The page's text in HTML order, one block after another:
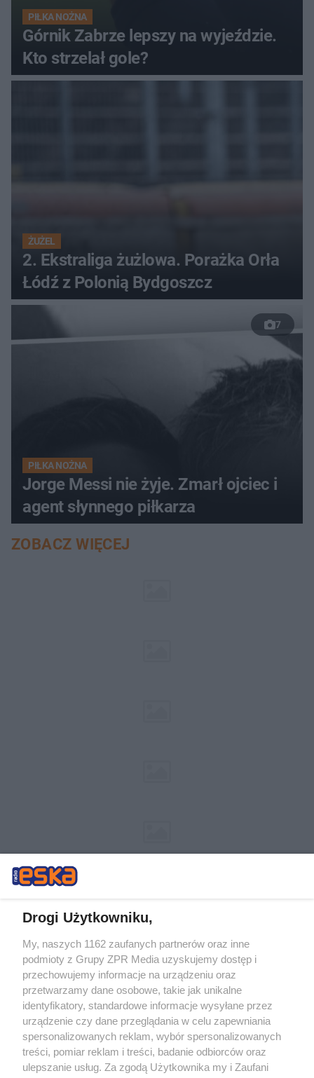
PIŁKA NOŻNA
Górnik Zabrze lepszy na wyjeździe.
Kto strzelał gole?
ŻUŻEL
2. Ekstraliga żużlowa. Porażka Orła
Łódź z Polonią Bydgoszcz
7
PIŁKA NOŻNA
Jorge Messi nie żyje. Zmarł ojciec i
agent słynnego piłkarza
ZOBACZ WIĘCEJ
Żaden utwór zamieszczony w serwisie nie może być powielany i
rozpowszechniany lub dalej rozpowszechniany w jakikolwiek sposób (w
tym także elektroniczny lub mechaniczny) na jakimkolwiek polu
eksploatacji w jakiejkolwiek formie, włącznie z umieszczaniem w
Internecie bez pisemnej zgody właściciela praw. Jakiekolwiek użycie lub
wykorzystanie utworów w całości lub w części z naruszeniem prawa,
tzn. bez właściwej zgody, jest zabronione pod groźbą kary i może być
ścigane prawnie.
Drogi Użytkowniku,
My, naszych 1162 zaufanych partnerów oraz inne
podmioty z Grupy ZPR Media uzyskujemy dostęp i
przechowujemy informacje na urządzeniu oraz
przetwarzamy dane osobowe, takie jak unikalne
identyfikatory, standardowe informacje wysyłane przez
urządzenie czy dane przeglądania w celu zapewniania
spersonalizowanych reklam, wybór spersonalizowanych
treści, pomiar reklam i treści, badanie odbiorców oraz
ulepszanie usług. Za zgodą Użytkownika my i Zaufani